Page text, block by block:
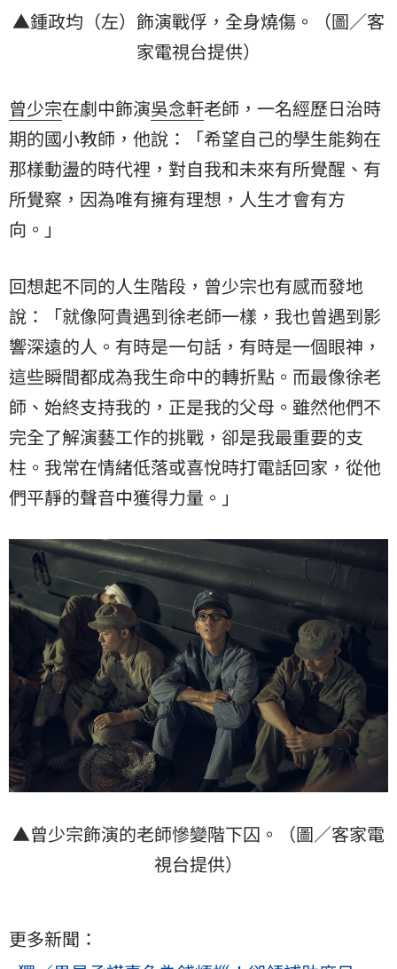
▲鍾政均（左）飾演戰俘，全身燒傷。（圖／客
家電視台提供）
曾少宗在劇中飾演吳念軒老師，一名經歷日治時
期的國小教師，他說：「希望自己的學生能夠在
那樣動盪的時代裡，對自我和未來有所覺醒、有
所覺察，因為唯有擁有理想，人生才會有方
向。」
回想起不同的人生階段，曾少宗也有感而發地
說：「就像阿貴遇到徐老師一樣，我也曾遇到影
響深遠的人。有時是一句話，有時是一個眼神，
這些瞬間都成為我生命中的轉折點。而最像徐老
師、始終支持我的，正是我的父母。雖然他們不
完全了解演藝工作的挑戰，卻是我最重要的支
柱。我常在情緒低落或喜悅時打電話回家，從他
們平靜的聲音中獲得力量。」
▲曾少宗飾演的老師慘變階下囚。（圖／客家電
視台提供）
更多新聞：